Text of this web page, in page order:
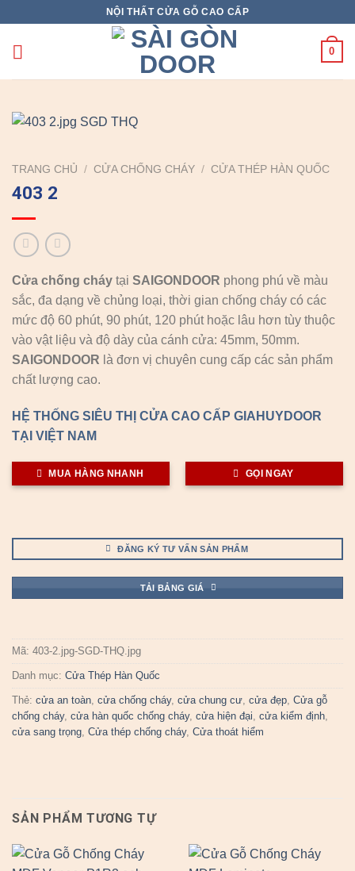
content
NỘI THẤT CỬA GỖ CAO CẤP
0
TRANG CHỦ / CỬA CHỐNG CHÁY / CỬA THÉP HÀN QUỐC
403 2
Cửa chống cháy tại SAIGONDOOR phong phú về màu
sắc, đa dạng về chủng loại, thời gian chống cháy có các
mức độ 60 phút, 90 phút, 120 phút hoặc lâu hơn tùy thuộc
vào vật liệu và độ dày của cánh cửa: 45mm, 50mm.
SAIGONDOOR là đơn vị chuyên cung cấp các sản phẩm
chất lượng cao.
HỆ THỐNG SIÊU THỊ CỬA CAO CẤP GIAHUYDOOR
TẠI VIỆT NAM
MUA HÀNG NHANH GỌI NGAY
ĐĂNG KÝ TƯ VẤN SẢN PHẨM
TẢI BẢNG GIÁ
Mã: 403-2.jpg-SGD-THQ.jpg
Danh mục: Cửa Thép Hàn Quốc
Thẻ: cửa an toàn, cửa chống cháy, cửa chung cư, cửa đẹp, Cửa gỗ
chống cháy, cửa hàn quốc chống cháy, cửa hiện đại, cửa kiểm định,
cửa sang trọng, Cửa thép chống cháy, Cửa thoát hiểm
SẢN PHẨM TƯƠNG TỰ